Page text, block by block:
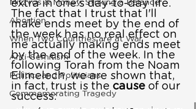
Mitzvos & Money: Striking a Balance
Abortion
When Two Countries are at War
Anti-Semitism
Politics and Politicians
Commemorating Tragedy
extra in one's day-to-day life.
The fact that I trust that I'll
make ends meet by the end of
the week has no real effect on
me actually making ends meet
by the end of the week. In the
following Torah from the Noam
Elimelech, we are shown that,
in fact, trust is the cause of our
success: